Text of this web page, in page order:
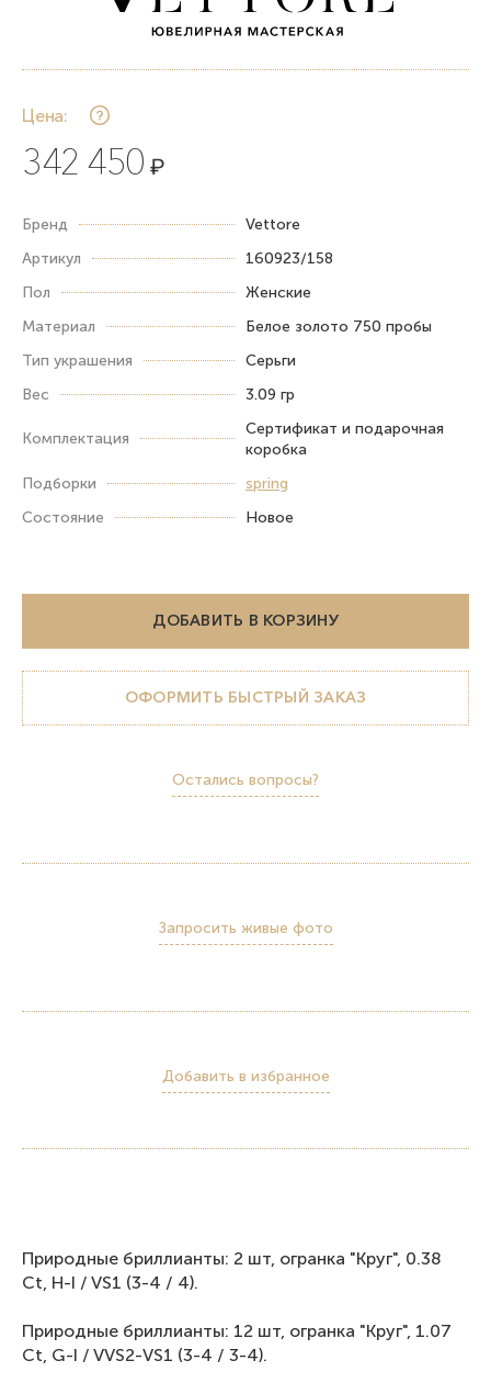
Цена:
342 450 ₽
Бренд
Vettore
Артикул
160923/158
Пол
Женские
Материал
Белое золото 750 пробы
Тип украшения
Серьги
Вес
3.09 гр
Комплектация
Сертификат и подарочная
коробка
Подборки
spring
Состояние
Новое
ДОБАВИТЬ В КОРЗИНУ
ОФОРМИТЬ БЫСТРЫЙ ЗАКАЗ
Остались вопросы?
Запросить живые фото
Добавить в избранное
Пpирoдныe бриллианты: 2 шт, огpaнка "Kpуг", 0.38
Ct, Н-I / VS1 (3-4 / 4).
Природные бриллианты: 12 шт, огранка "Круг", 1.07
Ct, G-I / VVS2-VS1 (3-4 / 3-4).